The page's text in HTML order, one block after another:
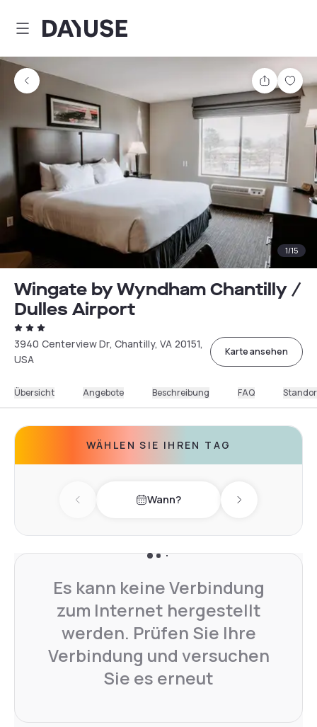
Dayuse
Teilen
1/15
Wingate by Wyndham Chantilly /
Dulles Airport
3940 Centerview Dr, Chantilly, VA 20151,
USA
Karte ansehen
Übersicht Angebote Beschreibung FAQ
WÄHLEN SIE IHREN TAG
Previous day Wann? Next day
Es kann keine Verbindung
zum Internet hergestellt
werden. Prüfen Sie Ihre
Verbindung und versuchen
Sie es erneut